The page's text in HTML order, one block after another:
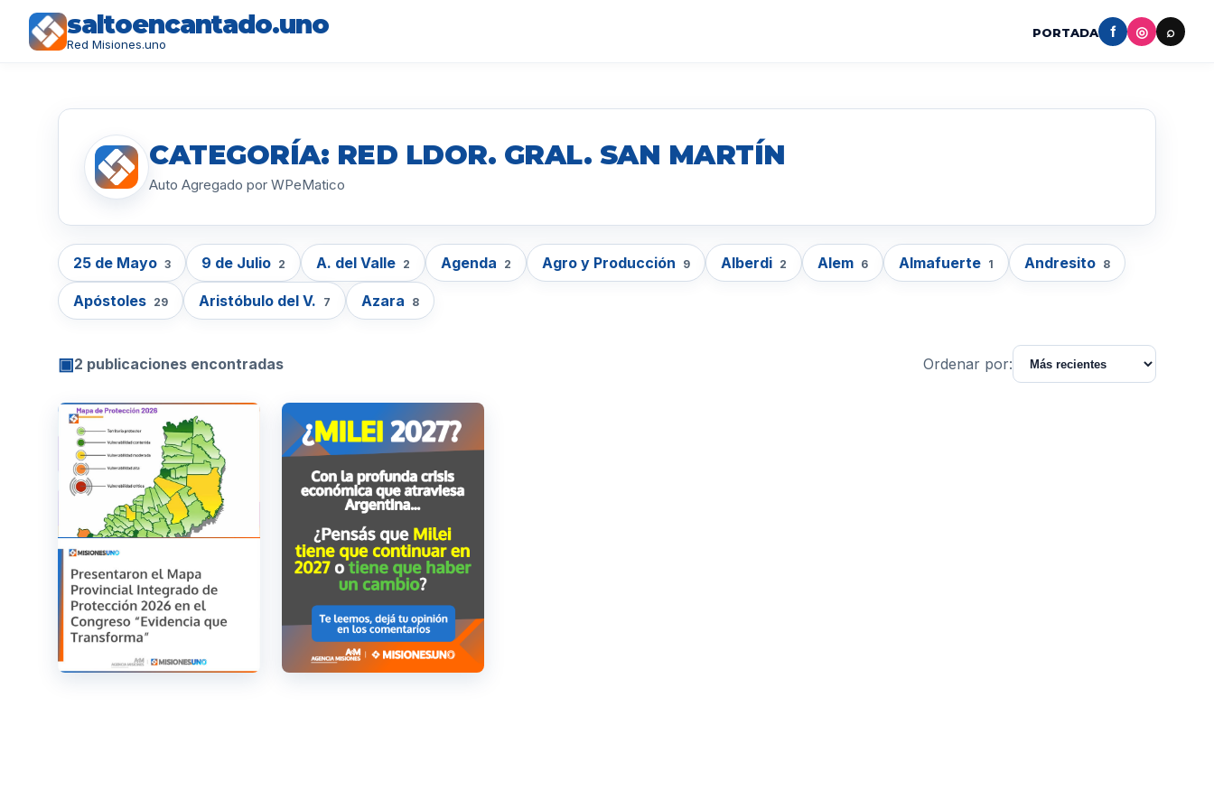
saltoencantado.uno
Red Misiones.uno
PORTADA f ◎ ⌕
CATEGORÍA: RED LDOR. GRAL. SAN MARTÍN
Auto Agregado por WPeMatico
25 de Mayo 3 9 de Julio 2 A. del Valle 2 Agenda 2 Agro y Producción 9 Alberdi 2 Alem 6 Almafuerte 1 Andresito 8
Apóstoles 29 Aristóbulo del V. 7 Azara 8
▣2 publicaciones encontradas Ordenar por: